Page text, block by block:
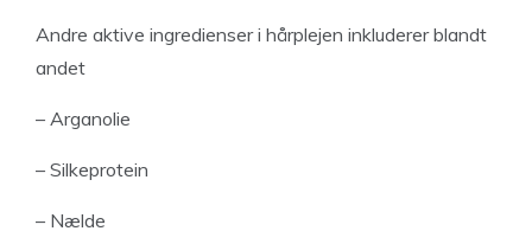
Andre aktive ingredienser i hårplejen inkluderer blandt
andet
– Arganolie
– Silkeprotein
– Nælde